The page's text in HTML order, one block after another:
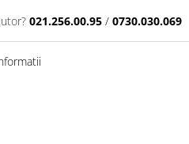
021.256.00.95 / 0730.030.069